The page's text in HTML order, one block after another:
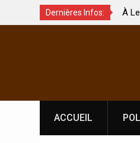
Dernières Infos:
touchés ?
À Lens, la
par son mari est
ACCUEIL